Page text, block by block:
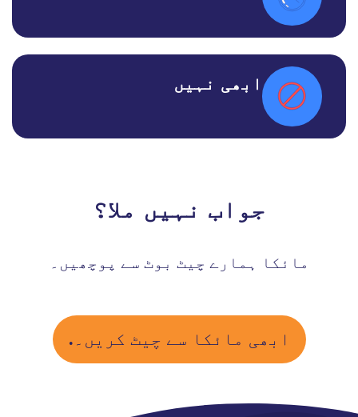
ابھی نہیں
جواب نہیں ملا؟
مائکا ہمارے چیٹ بوٹ سے پوچھیں۔
ابھی مائکا سے چیٹ کریں۔.